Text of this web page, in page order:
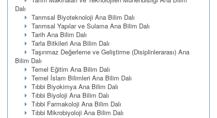
Dalı
Tarımsal Biyoteknoloji Ana Bilim Dalı
Tarımsal Yapılar ve Sulama Ana Bilim Dalı
Tarih Ana Bilim Dalı
Tarla Bitkileri Ana Bilim Dalı
Taşınmaz Değerleme ve Geliştirme (Disiplinlerarası) Ana
Bilim Dalı
Temel Eğitim Ana Bilim Dalı
Temel İslam Bilimleri Ana Bilim Dalı
Tıbbi Biyokimya Ana Bilim Dalı
Tıbbi Biyoloji Ana Bilim Dalı
Tıbbi Farmakoloji Ana Bilim Dalı
Tıbbi Mikrobiyoloji Ana Bilim Dalı